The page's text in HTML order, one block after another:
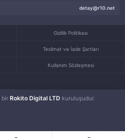
detay@r10.net
bir Rokito Digital LTD kuruluşudur.
Gizlilik Politikası
Teslimat ve İade Şartları
Kullanım Sözleşmesi